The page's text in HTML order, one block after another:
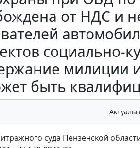
от НДС и
социально-
милиции и
быть
суда Пензенской